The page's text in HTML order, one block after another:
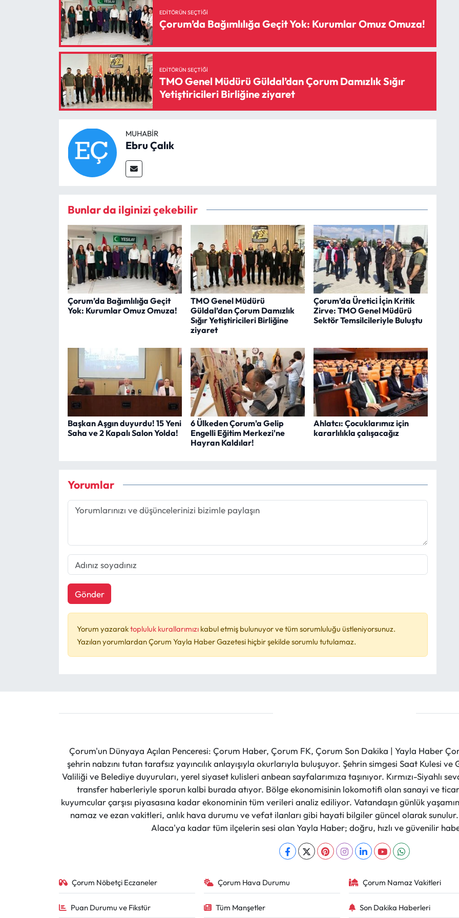
EDITÖRÜN SEÇTIĞI
Çorum’da Bağımlılığa Geçit Yok: Kurumlar Omuz Omuza!
EDITÖRÜN SEÇTIĞI
TMO Genel Müdürü Güldal’dan Çorum Damızlık Sığır
Yetiştiricileri Birliğine ziyaret
MUHABIR
Ebru Çalık
Bunlar da ilginizi çekebilir
Çorum’da Bağımlılığa Geçit
Yok: Kurumlar Omuz Omuza!
TMO Genel Müdürü
Güldal’dan Çorum Damızlık
Sığır Yetiştiricileri Birliğine
ziyaret
Çorum’da Üretici İçin Kritik
Zirve: TMO Genel Müdürü
Sektör Temsilcileriyle Buluştu
Başkan Aşgın duyurdu! 15 Yeni
Saha ve 2 Kapalı Salon Yolda!
6 Ülkeden Çorum'a Gelip
Engelli Eğitim Merkezi'ne
Hayran Kaldılar!
Ahlatcı: Çocuklarımız için
kararlılıkla çalışacağız
Yorumlar
Gönder
Yorum yazaraktopluluk kurallarımızı kabul etmiş bulunuyor ve tüm sorumluluğu üstleniyorsunuz.
Yazılan yorumlardan Çorum Yayla Haber Gazetesi hiçbir şekilde sorumlu tutulamaz.
Çorum'un Dünyaya Açılan Penceresi: Çorum Haber, Çorum FK, Çorum Son Dakika | Yayla Haber
şehrin nabzını tutan tarafsız yayıncılık anlayışıyla okurlarıyla buluşuyor. Şehrin simgesi Saat Kulesi
Valiliği ve Belediye duyuruları, yerel siyaset kulisleri anbean sayfalarımıza taşınıyor. Kırmızı-Siyahlı
transfer haberleriyle sporun kalbi burada atıyor. Bölge ekonomisinin lokomotifi olan sanayi ve
kuyumcular çarşısı piyasasına kadar ekonominin tüm verileri analiz ediliyor. Vatandaşın günlük
namaz ve ezan vakitleri, anlık hava durumu ve vefat ilanları gibi hayati bilgiler güncel olarak
Alaca'ya kadar tüm ilçelerin sesi olan Yayla Haber; doğru, hızlı ve güvenilir
Çorum Nöbetçi Eczaneler Çorum Hava Durumu Çorum Namaz Vakitleri
Puan Durumu ve Fikstür Tüm Manşetler Son Dakika Haberleri